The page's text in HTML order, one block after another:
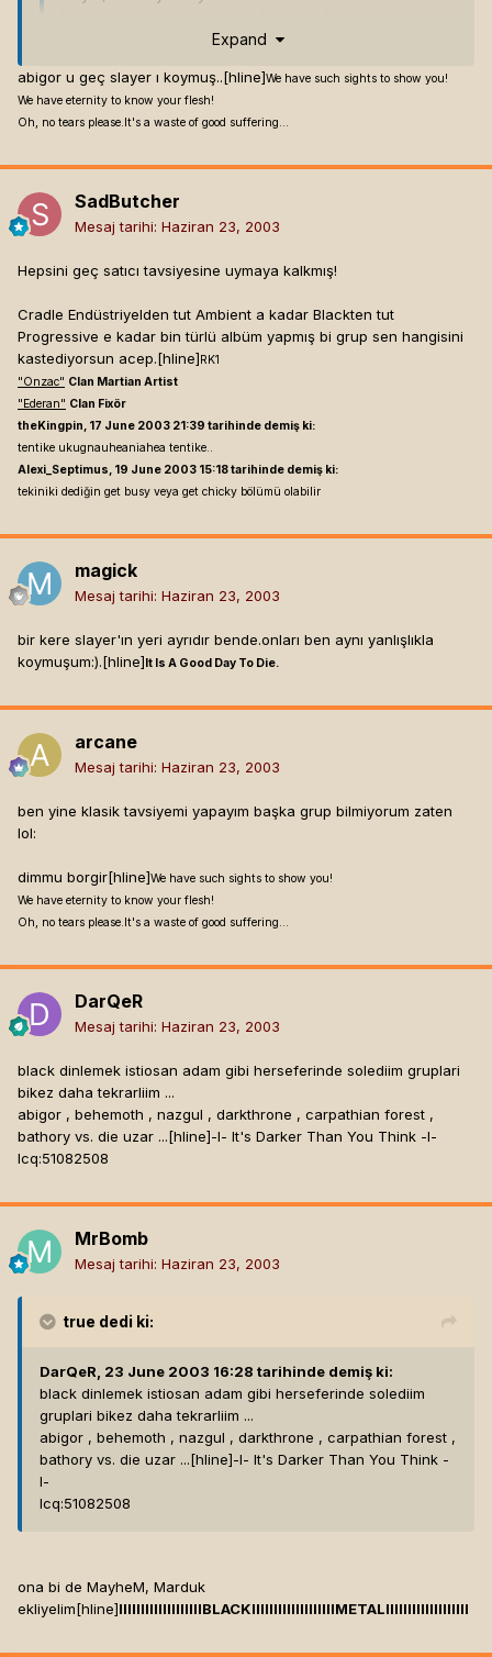
ama o kadar güzel değil
Cradlela abigoru ayni keseye koyan zihniyetin
Expand
abigor u geç slayer ı koymuş..[hline]We have such sights to show you!
We have eternity to know your flesh!
Oh, no tears please.It's a waste of good suffering...
SadButcher
Mesaj tarihi: Haziran 23, 2003
Hepsini geç satıcı tavsiyesine uymaya kalkmış!
Cradle Endüstriyelden tut Ambient a kadar Blackten tut
Progressive e kadar bin türlü albüm yapmış bi grup sen hangisini
kastediyorsun acep.[hline] RK1
"Onzac" Clan Martian Artist
"Ederan" Clan Fixör
theKingpin, 17 June 2003 21:39 tarihinde demiş ki:
tentike ukugnauheaniahea tentike..
Alexi_Septimus, 19 June 2003 15:18 tarihinde demiş ki:
tekiniki dediğin get busy veya get chicky bölümü olabilir
magick
Mesaj tarihi: Haziran 23, 2003
bir kere slayer'ın yeri ayrıdır bende.onları ben aynı yanlışlıkla
koymuşum:).[hline] It Is A Good Day To Die.
arcane
Mesaj tarihi: Haziran 23, 2003
ben yine klasik tavsiyemi yapayım başka grup bilmiyorum zaten
lol:
dimmu borgir[hline]We have such sights to show you!
We have eternity to know your flesh!
Oh, no tears please.It's a waste of good suffering...
DarQeR
Mesaj tarihi: Haziran 23, 2003
black dinlemek istiosan adam gibi herseferinde solediim gruplari
bikez daha tekrarliim ...
abigor , behemoth , nazgul , darkthrone , carpathian forest ,
bathory vs. die uzar ...[hline]-l- It's Darker Than You Think -l-
Icq:51082508
MrBomb
Mesaj tarihi: Haziran 23, 2003
true dedi ki:
DarQeR, 23 June 2003 16:28 tarihinde demiş ki:
black dinlemek istiosan adam gibi herseferinde solediim
gruplari bikez daha tekrarliim ...
abigor , behemoth , nazgul , darkthrone , carpathian forest ,
bathory vs. die uzar ...[hline]-l- It's Darker Than You Think -
l-
Icq:51082508
ona bi de MayheM, Marduk
ekliyelim[hline]lllllllllllllllllllBLACKlllllllllllllllllllMETALlllllllllllllllllll